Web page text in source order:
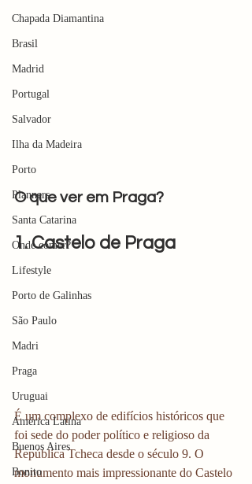
Chapada Diamantina
Brasil
Madrid
Portugal
Salvador
Ilha da Madeira
Porto
Planners
Santa Catarina
Onde comer?
Lifestyle
Porto de Galinhas
São Paulo
Madri
Praga
Uruguai
América Latina
Buenos Aires
Bonito
O que ver em Praga?
1. Castelo de Praga
É um complexo de edifícios históricos que
foi sede do poder político e religioso da
República Tcheca desde o século 9. O
monumento mais impressionante do Castelo